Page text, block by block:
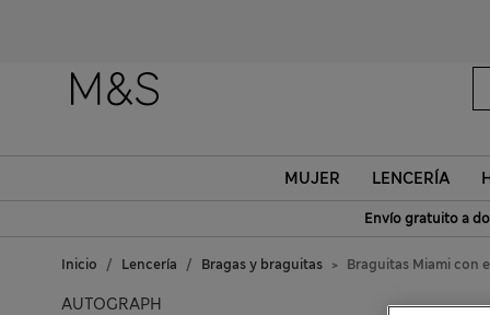
MUJER LENCERÍA
Envío gratuito a
Inicio Lencería Bragas y braguitas Braguitas Miami con
AUTOGRAPH